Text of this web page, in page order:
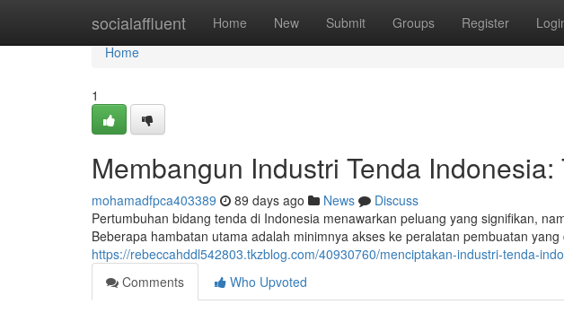
socialaffluent Home New Submit Groups Register
Home
Home
1
Membangun Industri Tenda
mohamadfpca403389 89 days ago News
Discuss
Pertumbuhan bidang tenda di Indonesia menawarkan peluang yang signifikan,
Beberapa hambatan utama adalah minimnya akses ke peralatan pembuatan
https://rebeccahddl542803.tkzblog.com/40930760/menciptakan-industri-tenda-
Comments
Who Upvoted